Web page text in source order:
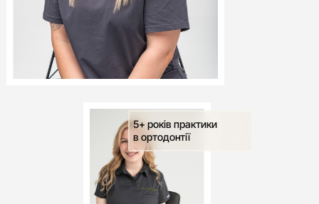
5+ років практики
в ортодонтії